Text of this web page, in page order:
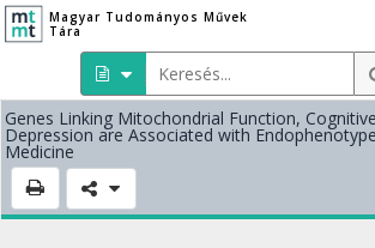
Magyar Tudományos Művek
Tára
Genes Linking Mitochondrial Function,
Depression are Associated with
Medicine